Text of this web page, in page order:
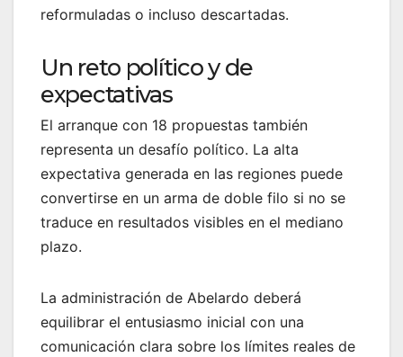
reformuladas o incluso descartadas.
Un reto político y de
expectativas
El arranque con 18 propuestas también
representa un desafío político. La alta
expectativa generada en las regiones puede
convertirse en un arma de doble filo si no se
traduce en resultados visibles en el mediano
plazo.
La administración de Abelardo deberá
equilibrar el entusiasmo inicial con una
comunicación clara sobre los límites reales de